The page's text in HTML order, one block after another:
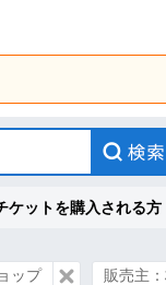
ケットを購入される方
ップ 販売主